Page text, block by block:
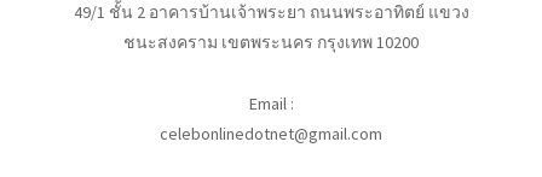
49/1 ชั้น 2 อาคารบ้านเจ้าพระยา ถนนพระอาทิตย์ แขวง
ชนะสงคราม เขตพระนคร กรุงเทพ 10200
Email :
celebonlinedotnet@gmail.com